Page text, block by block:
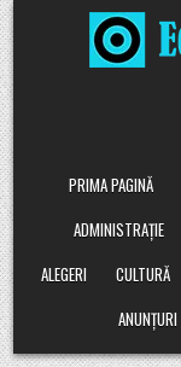
Skip
to
content
PRIMA PAGINĂ
ADMINISTRAȚIE
ALEGERI
CULTURĂ
ANUNȚURI